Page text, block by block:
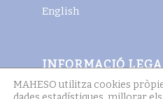
English
INFORMACIÓ
Avis legal
MAHESO utilitza cookies